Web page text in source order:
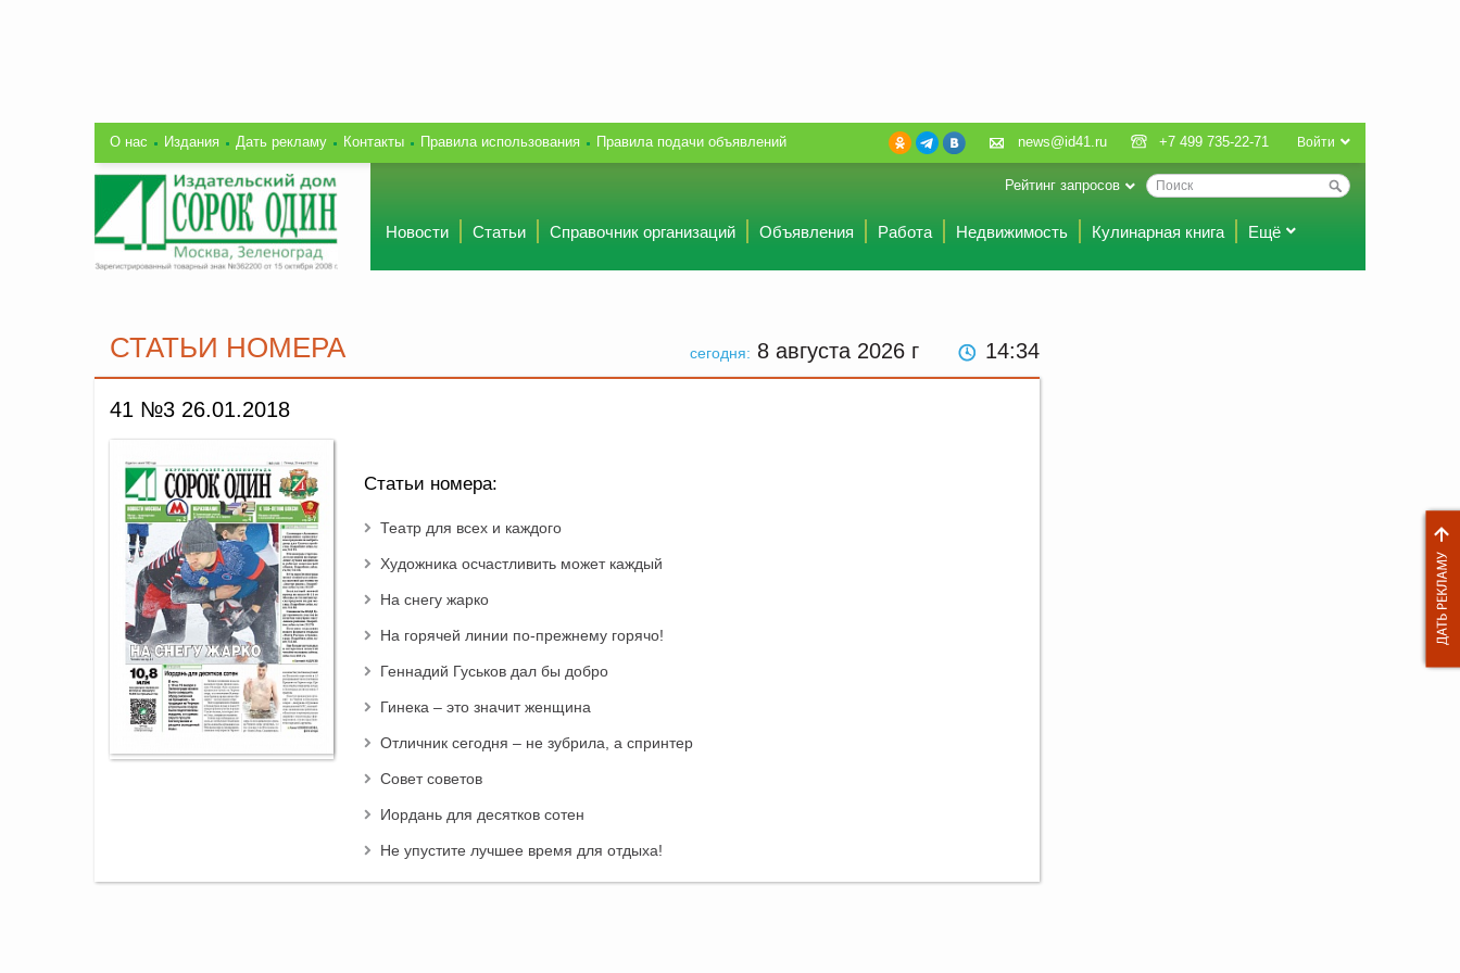
О нас Издания Дать рекламу Контакты Правила использования Правила подачи объявлений Войти
news@id41.ru +7 499 735-22-71
Рейтинг запросов
Новости Статьи Справочник организаций Объявления Работа Недвижимость Кулинарная книга Ещё
сегодня: 8 августа 2026 г 14:34
СТАТЬИ НОМЕРА
41 №3 26.01.2018
Статьи номера:
Театр для всех и каждого
Художника осчастливить может каждый
На снегу жарко
На горячей линии по-прежнему горячо!
Геннадий Гуськов дал бы добро
Гинека – это значит женщина
Отличник сегодня – не зубрила, а спринтер
Совет советов
Иордань для десятков сотен
Не упустите лучшее время для отдыха!